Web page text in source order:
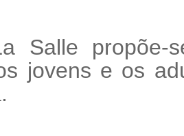
Salle propõe-
jovens e os